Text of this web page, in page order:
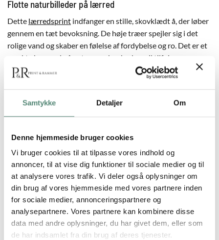
Samtykke Detaljer Om
Denne hjemmeside bruger cookies
Vi bruger cookies til at tilpasse vores indhold og
annoncer, til at vise dig funktioner til sociale medier og til
at analysere vores trafik. Vi deler også oplysninger om
din brug af vores hjemmeside med vores partnere inden
for sociale medier, annonceringspartnere og
analysepartnere. Vores partnere kan kombinere disse
data med andre oplysninger, du har givet dem, eller som
de har indsamlet fra din brug af deres tjenester.
Flotte naturbilleder på lærred
Dette lærredsprint indfanger en stille, skovklædt å, der løber
gennem en tæt bevoksning. De høje træer spejler sig i det
rolige vand og skaber en følelse af fordybelse og ro. Det er et
smukt eksempel på naturens skønhed og vil tilføje en
afslappende atmosfære til dit hjem. Vælg mellem flere
størrelser for at tilpasse billedet til din boligindretning og
Billeder af naturen til væggen – med eller uden ramme
Dette naturbillede fås uden ramme eller med en
ramme, der passer bedst til din stil. Printet på lærred giver en
flot dybde og en holdbar kvalitet, der sikrer, at motivet vil se
flot ud på dine vægge i mange år. Vi hos Print & Rammer
specialiserer os i lærredsbilleder og sørger for, at alle vores
billeder på lærred er af højeste kvalitet.